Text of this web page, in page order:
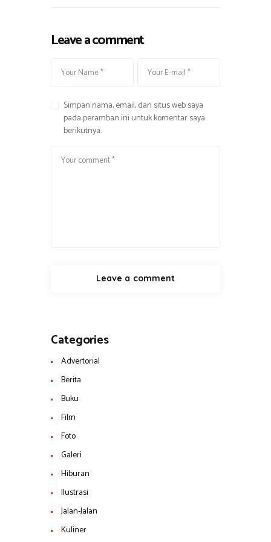
u
i
Leave a comment
Simpan nama, email, dan situs web saya
pada peramban ini untuk komentar saya
berikutnya.
Categories
Advertorial
Berita
Buku
Film
Foto
Galeri
Hiburan
Ilustrasi
Jalan-Jalan
Kuliner